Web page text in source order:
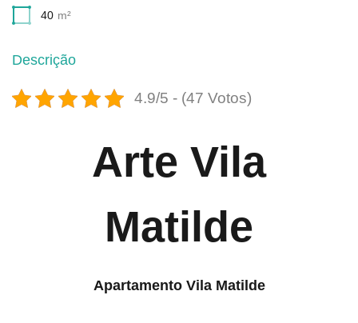
40 m²
Descrição
4.9/5 - (47 Votos)
Arte Vila
Matilde
Apartamento Vila Matilde